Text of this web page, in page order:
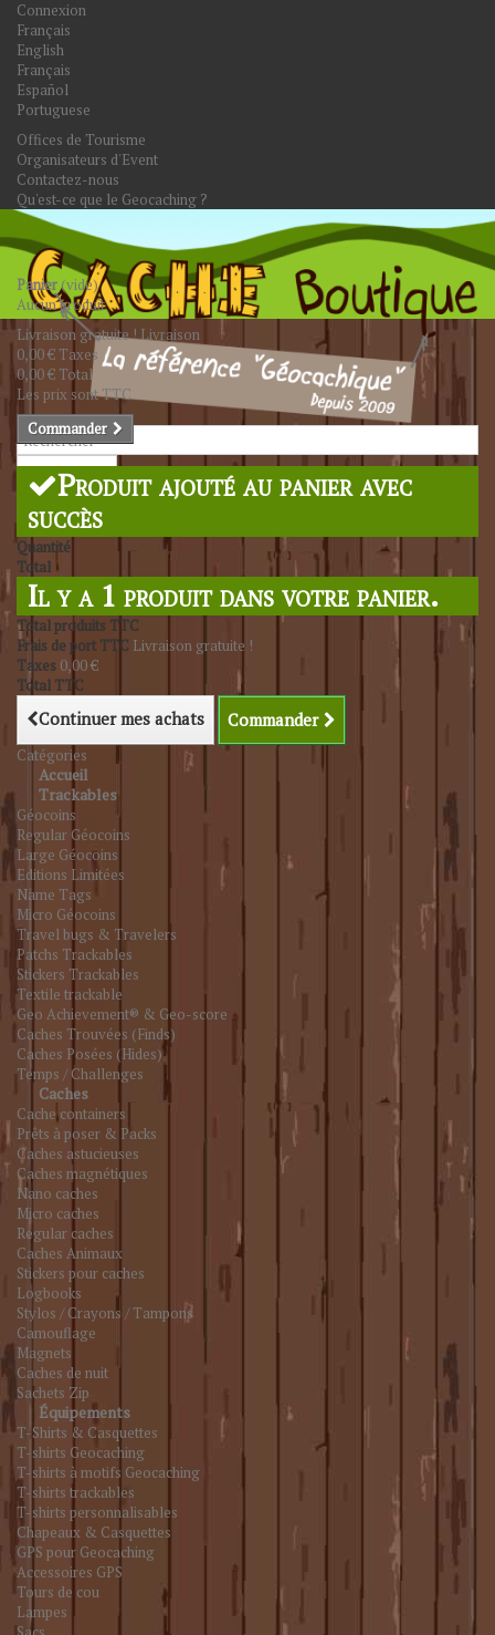
Connexion
Français
English
Français
Español
Portuguese
Offices de Tourisme
Organisateurs d'Event
Contactez-nous
Qu'est-ce que le Geocaching ?
Rechercher
Panier(vide)
Aucun produit
Livraison gratuite !Livraison
0,00 € Taxes
0,00 € Total
Les prix sont TTC
Commander
Produit ajouté au panier avec
succès
Quantité
Total
Il y a 1 produit dans votre panier.
Total produits TTC
Frais de port TTC Livraison gratuite !
Taxes 0,00 €
Total TTC
Continuer mes achats Commander
Catégories
Accueil
Trackables
Géocoins
Regular Géocoins
Large Géocoins
Editions Limitées
Name Tags
Micro Géocoins
Travel bugs & Travelers
Patchs Trackables
Stickers Trackables
Textile trackable
Geo Achievement® & Geo-score
Caches Trouvées (Finds)
Caches Posées (Hides)
Temps / Challenges
Caches
Cache containers
Prêts à poser & Packs
Caches astucieuses
Caches magnétiques
Nano caches
Micro caches
Regular caches
Caches Animaux
Stickers pour caches
Logbooks
Stylos / Crayons / Tampons
Camouflage
Magnets
Caches de nuit
Sachets Zip
Équipements
T-Shirts & Casquettes
T-shirts Geocaching
T-shirts à motifs Geocaching
T-shirts trackables
T-shirts personnalisables
Chapeaux & Casquettes
GPS pour Geocaching
Accessoires GPS
Tours de cou
Lampes